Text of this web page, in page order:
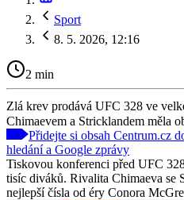
Sport
8. 5. 2026, 12:16
2 min
Zlá krev prodává UFC 328 ve
Chimaevem a Stricklandem měla
Přidejte si obsah Centrum.cz
hledání a Google zprávy
Tiskovou konferenci před UFC
tisíc diváků. Rivalita Chimaeva se
nejlepší čísla od éry Conora